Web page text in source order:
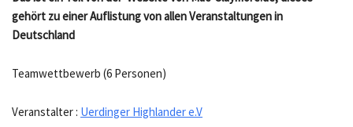
gehört zu einer Auflistung von allen Veranstaltungen in
Deutschland
Teamwettbewerb (6 Personen)
Veranstalter : Uerdinger Highlander e.V